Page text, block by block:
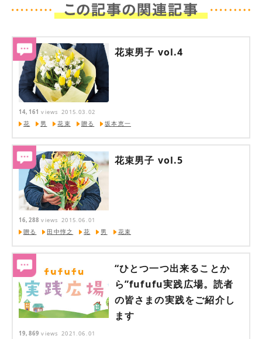
花束男子 vol.4
14,161 views 2015.03.02
花 男 花束 贈る 坂本恵一
花束男子 vol.5
16,288 views 2015.06.01
贈る 田中惇之 花 男 花束
“ひとつ一つ出来ることか
ら”fufufu実践広場。読者
の皆さまの実践をご紹介し
ます
19,869 views 2021.06.01